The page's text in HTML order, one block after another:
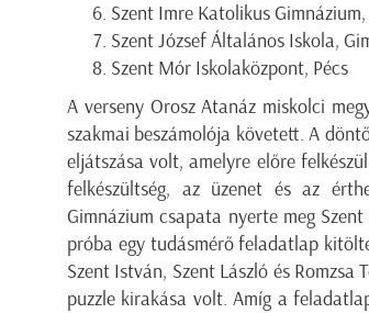
Szent Imre Katolikus
Szent József Általános Iskola,
Szent Mór Iskolaközpont, Pécs
A verseny Orosz Atanáz miskolci
szakmai beszámolója követett. A
eljátszása volt, amelyre előre
felkészültség, az üzenet és az
Gimnázium csapata nyerte meg
próba egy tudásmérő feladatlap
Szent István, Szent László és
puzzle kirakása volt. Amíg a